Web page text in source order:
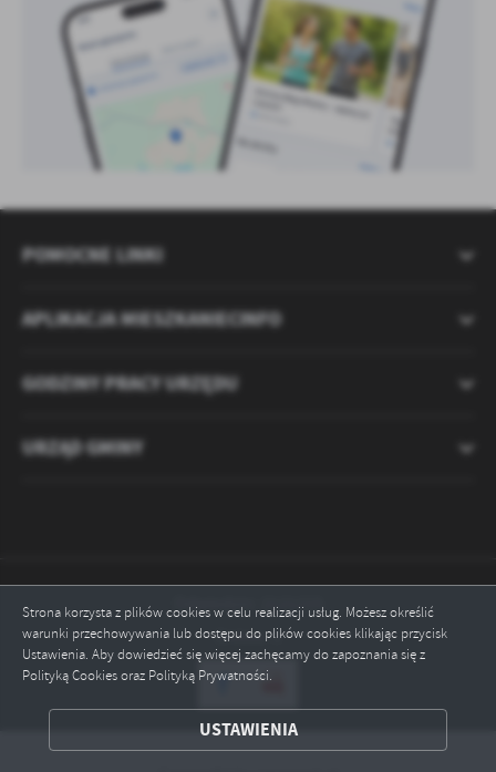
Strona korzysta z plików cookies w celu realizacji usług. Możesz określić
warunki przechowywania lub dostępu do plików cookies klikając przycisk
Ustawienia. Aby dowiedzieć się więcej zachęcamy do zapoznania się z
Polityką Cookies oraz Polityką Prywatności.
USTAWIENIA
ODRZUĆ WSZYSTKIE
POMOCNE LINKI
APLIKACJA MIESZKANIECINFO
GODZINY PRACY URZĘDU
URZĄD GMINY
Odwiedzin: 2121215
Online: 3